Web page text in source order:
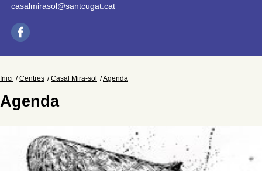
casalmirasol@santcugat.cat
Inici Centres Casal Mira-sol Agenda
Agenda